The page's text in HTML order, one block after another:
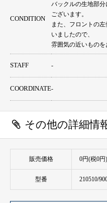
CONDITION
バックルの生地部
ございます。
また、フロントの
いましたので、
雰囲気の近いものを
STAFF -
COORDINATE-
その他の詳細情
販売価格 0円(税0円)
型番 210510/